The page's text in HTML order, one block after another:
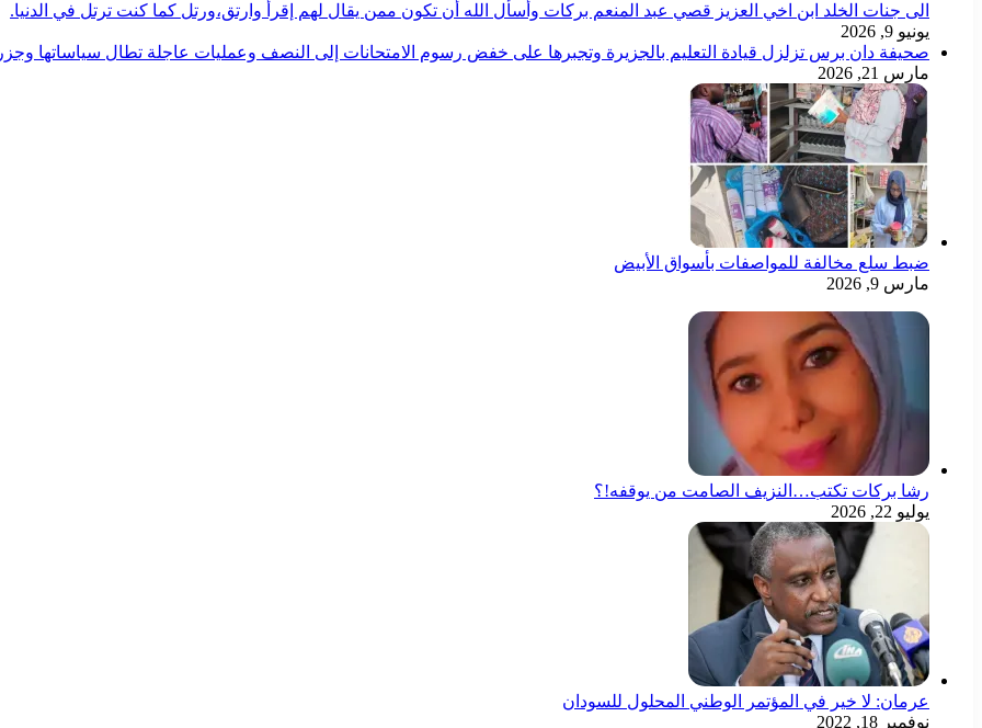
الى جنات الخلد ابن اخي العزيز قصي عبد المنعم بركات وأسأل الله أن تكون ممن يقال لهم إقرأ وارتق،ورتل كما كنت ترتل في الدنيا.
يونيو 9, 2026
صحيفة دان برس تزلزل قيادة التعليم بالجزيرة وتجبرها على خفض رسوم الامتحانات إلى النصف وعمليات عاجلة تطال سياساتها
مارس 21, 2026
ضبط سلع مخالفة للمواصفات بأسواق الأبيض
مارس 9, 2026
رشا بركات تكتب…النزيف الصامت من يوقفه!؟
يوليو 22, 2026
عرمان: لا خير في المؤتمر الوطني المحلول للسودان
نوفمبر 18, 2022